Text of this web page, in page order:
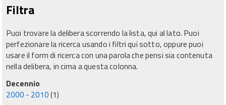
Filtra
Puoi trovare la delibera scorrendo la lista, qui al lato. Puoi
perfezionare la ricerca usando i filtri qui sotto, oppure puoi
usare il form di ricerca con una parola che pensi sia contenuta
nella delibera, in cima a questa colonna.
Decennio
2000 - 2010(1)